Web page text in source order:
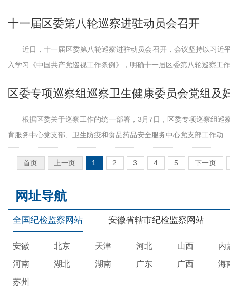
十一届区委第八轮巡察进驻动员会召开
近日，十一届区委第八轮巡察进驻动员会召开，会议坚持以习近
入学习《中国共产党巡视工作条例》，明确十一届区委第八轮巡察工
根据区委关于巡察工作的统一部署，3月7日，区委专项巡察组巡
育服务中心党支部、卫生防疫和食品药品安全服务中心党支部工作动...
首页 上一页 1 2 3 4 5 下一页
网址导航
全国纪检监察网站 安徽省辖市纪检监察网站
安徽 北京 天津 河北 山西 内
河南 湖北 湖南 广东 广西 海
苏州